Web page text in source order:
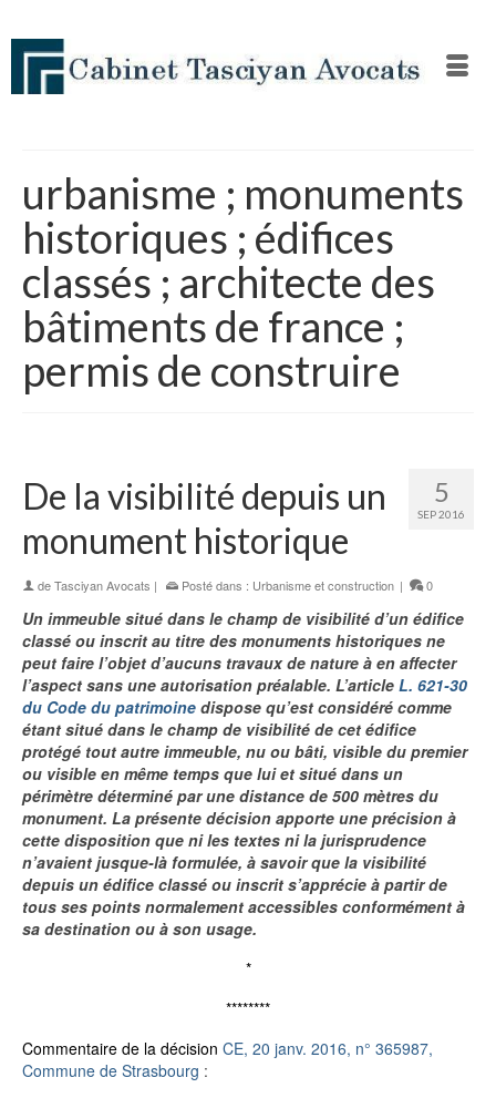
urbanisme ; monuments
historiques ; édifices
classés ; architecte des
bâtiments de france ;
permis de construire
5
SEP 2016
De la visibilité depuis un
monument historique
deTasciyan Avocats | Posté dans : Urbanisme et construction | 0
Un immeuble situé dans le champ de visibilité d’un édifice
classé ou inscrit au titre des monuments historiques ne
peut faire l’objet d’aucuns travaux de nature à en affecter
l’aspect sans une autorisation préalable. L’article L. 621-30
du Code du patrimoine dispose qu’est considéré comme
étant situé dans le champ de visibilité de cet édifice
protégé tout autre immeuble, nu ou bâti, visible du premier
ou visible en même temps que lui et situé dans un
périmètre déterminé par une distance de 500 mètres du
monument. La présente décision apporte une précision à
cette disposition que ni les textes ni la jurisprudence
n’avaient jusque-là formulée, à savoir que la visibilité
depuis un édifice classé ou inscrit s’apprécie à partir de
tous ses points normalement accessibles conformément à
sa destination ou à son usage.
*
********
Commentaire de la décision CE, 20 janv. 2016, n° 365987,
Commune de Strasbourg :